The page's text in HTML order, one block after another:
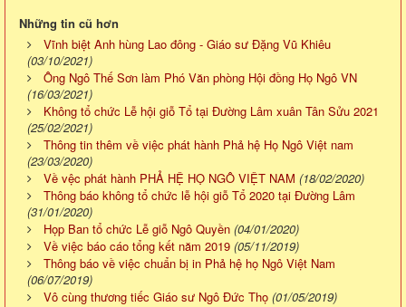
Những tin cũ hơn
Vĩnh biệt Anh hùng Lao đông - Giáo sư Đặng Vũ Khiêu
(03/10/2021)
Ông Ngô Thế Sơn làm Phó Văn phòng Hội đồng Họ Ngô VN
(16/03/2021)
Không tổ chức Lễ hội giỗ Tổ tại Đường Lâm xuân Tân Sửu 2021
(25/02/2021)
Thông tin thêm về việc phát hành Phả hệ Họ Ngô Việt nam
(23/03/2020)
Về vệc phát hành PHẢ HỆ HỌ NGÔ VIỆT NAM (18/02/2020)
Thông báo không tổ chức lễ hội giỗ Tổ 2020 tại Đường Lâm
(31/01/2020)
Họp Ban tổ chức Lễ giỗ Ngô Quyền (04/01/2020)
Về việc báo cáo tổng kết năm 2019 (05/11/2019)
Thông báo về việc chuẩn bị in Phả hệ họ Ngô Việt Nam
(06/07/2019)
Vô cùng thương tiếc Giáo sư Ngô Đức Thọ (01/05/2019)